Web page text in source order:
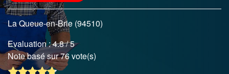
La Queue-en-Brie (94510)
Evaluation :4.8/ 5
Note basé sur 76 vote(s)